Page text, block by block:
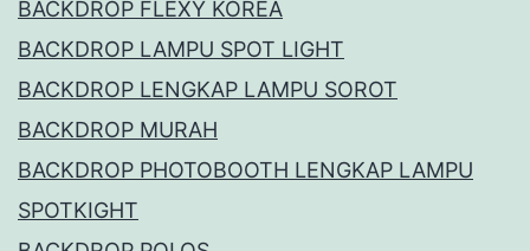
BACKDROP FLEXY KOREA
BACKDROP LAMPU SPOT LIGHT
BACKDROP LENGKAP LAMPU SOROT
BACKDROP MURAH
BACKDROP PHOTOBOOTH LENGKAP LAMPU
SPOTKIGHT